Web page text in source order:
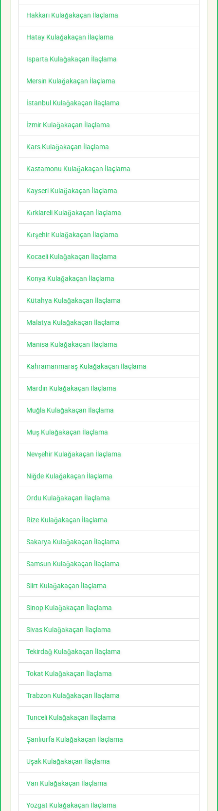
Hakkari Kulağakaçan İlaçlama
Hatay Kulağakaçan İlaçlama
Isparta Kulağakaçan İlaçlama
Mersin Kulağakaçan İlaçlama
İstanbul Kulağakaçan İlaçlama
İzmir Kulağakaçan İlaçlama
Kars Kulağakaçan İlaçlama
Kastamonu Kulağakaçan İlaçlama
Kayseri Kulağakaçan İlaçlama
Kırklareli Kulağakaçan İlaçlama
Kırşehir Kulağakaçan İlaçlama
Kocaeli Kulağakaçan İlaçlama
Konya Kulağakaçan İlaçlama
Kütahya Kulağakaçan İlaçlama
Malatya Kulağakaçan İlaçlama
Manisa Kulağakaçan İlaçlama
Kahramanmaraş Kulağakaçan İlaçlama
Mardin Kulağakaçan İlaçlama
Muğla Kulağakaçan İlaçlama
Muş Kulağakaçan İlaçlama
Nevşehir Kulağakaçan İlaçlama
Niğde Kulağakaçan İlaçlama
Ordu Kulağakaçan İlaçlama
Rize Kulağakaçan İlaçlama
Sakarya Kulağakaçan İlaçlama
Samsun Kulağakaçan İlaçlama
Siirt Kulağakaçan İlaçlama
Sinop Kulağakaçan İlaçlama
Sivas Kulağakaçan İlaçlama
Tekirdağ Kulağakaçan İlaçlama
Tokat Kulağakaçan İlaçlama
Trabzon Kulağakaçan İlaçlama
Tunceli Kulağakaçan İlaçlama
Şanlıurfa Kulağakaçan İlaçlama
Uşak Kulağakaçan İlaçlama
Van Kulağakaçan İlaçlama
Yozgat Kulağakaçan İlaçlama